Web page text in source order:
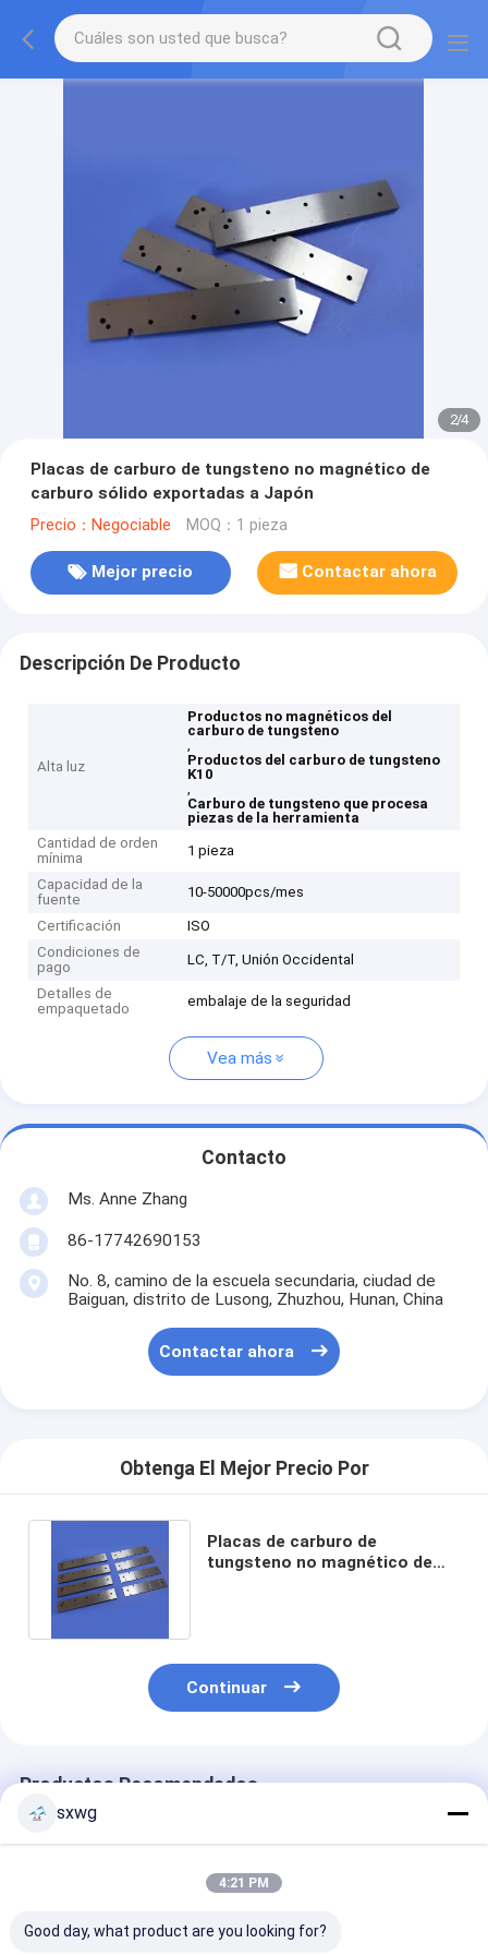
2/4
Placas de carburo de tungsteno no magnético de
carburo sólido exportadas a Japón
Precio：Negociable MOQ：1 pieza
Mejor precio Contactar ahora
Descripción De Producto
Alta luz
Productos no magnéticos del
carburo de tungsteno
,
Productos del carburo de tungsteno
K10
,
Carburo de tungsteno que procesa
piezas de la herramienta
Cantidad de orden
mínima
1 pieza
Capacidad de la
fuente
10-50000pcs/mes
Certificación
ISO
Condiciones de
pago
LC, T/T, Unión Occidental
Detalles de
empaquetado
embalaje de la seguridad
Vea más
Contacto
Ms. Anne Zhang
86-17742690153
No. 8, camino de la escuela secundaria, ciudad de
Baiguan, distrito de Lusong, Zhuzhou, Hunan, China
Contactar ahora
Obtenga El Mejor Precio Por
Placas de carburo de
tungsteno no magnético de
Continuar
Productos Recomendados
sxwg
4:21 PM
Good day, what product are you looking for?